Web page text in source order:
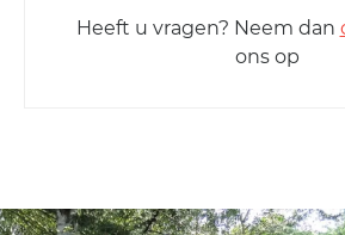
Heeft u vragen? Neem dan
ons op